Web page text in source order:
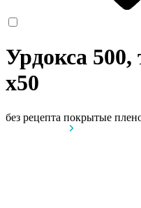
Урдокса 500,
x50
без рецепта покрытые